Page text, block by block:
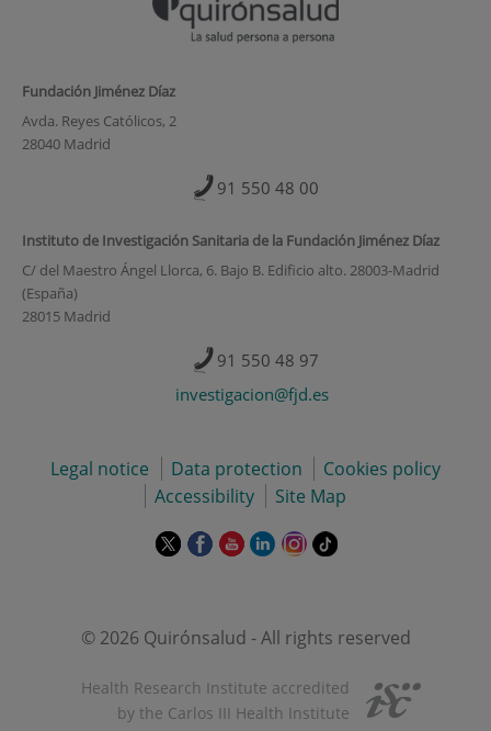
Fundación Jiménez Díaz
Avda. Reyes Católicos, 2
28040 Madrid
91 550 48 00
Instituto de Investigación Sanitaria de la Fundación Jiménez Díaz
C/ del Maestro Ángel Llorca, 6. Bajo B. Edificio alto. 28003-Madrid
(España)
28015 Madrid
91 550 48 97
investigacion@fjd.es
Legal notice Data protection
Cookies policy
Accessibility
Site Map
This
in
pop-
up
window.
This
in
pop-
window.
This
in
pop-
window.
This
in
up
window.
This
in
pop-
window.
Link
© 2026 Quirónsalud - All rights reserved
Health Research Institute accredited
by the Carlos III Health Institute